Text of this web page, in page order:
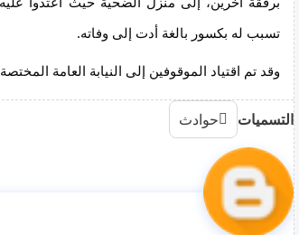
تسبب له بكسور بالغة أدت إلى وفاته.
وقد تم اقتياد الموقوفين إلى النيابة العامة المختصة
التسميات حوادث